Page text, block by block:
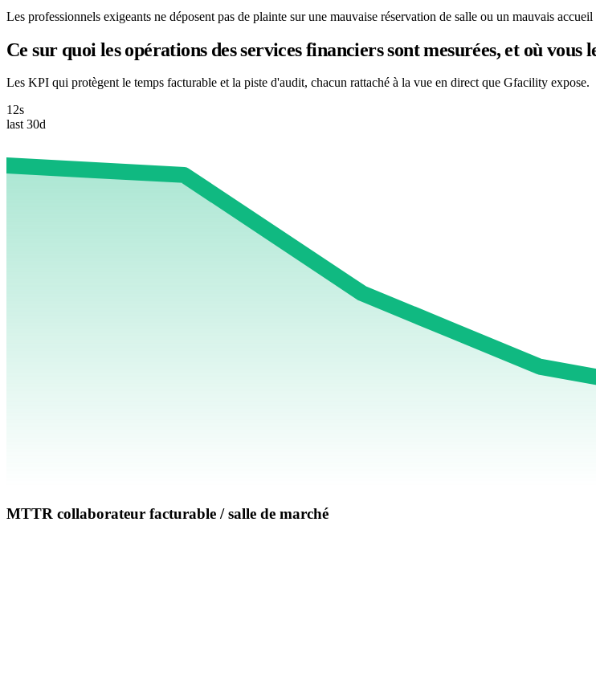
Les professionnels exigeants ne déposent pas de plainte sur une mauvaise réservation de salle ou un mauvais
Ce sur quoi les opérations des services financiers sont mesurées, et où vous
Les KPI qui protègent le temps facturable et la piste d'audit, chacun rattaché à la vue en direct que Gfacility expose.
12s
last 30d
MTTR collaborateur facturable / salle de marché